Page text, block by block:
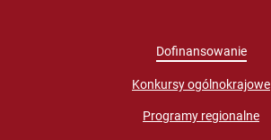
Dofinansowanie
Konkursy ogólnokrajowe
Programy regionalne